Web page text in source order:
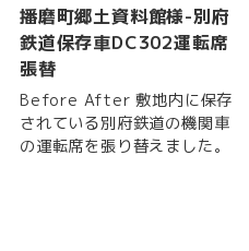
播磨町郷土資料館様-別府
鉄道保存車DC302運転席
張替
Before After 敷地内に保存
されている別府鉄道の機関車
の運転席を張り替えました。